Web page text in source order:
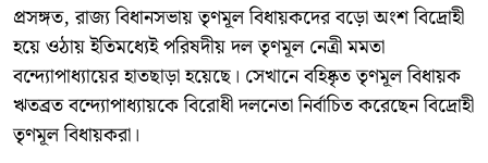
প্রসঙ্গত, রাজ্য বিধানসভায় তৃণমূল বিধায়কদের বড়ো অংশ বিদ্রোহী
হয়ে ওঠায় ইতিমধ্যেই পরিষদীয় দল তৃণমূল নেত্রী মমতা
বন্দ্যোপাধ্যায়ের হাতছাড়া হয়েছে। সেখানে বহিষ্কৃত তৃণমূল বিধায়ক
ঋতব্রত বন্দ্যোপাধ্যায়কে বিরোধী দলনেতা নির্বাচিত করেছেন বিদ্রোহী
তৃণমূল বিধায়করা।